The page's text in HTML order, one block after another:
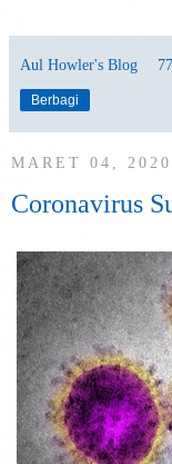
Aul Howler's Blog
Berbagi
MARET 04, 2020
Coronavirus